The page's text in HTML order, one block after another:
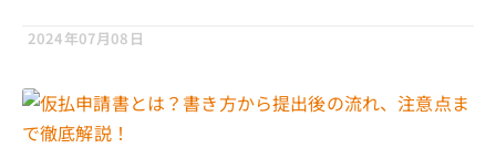
2024年07月08日